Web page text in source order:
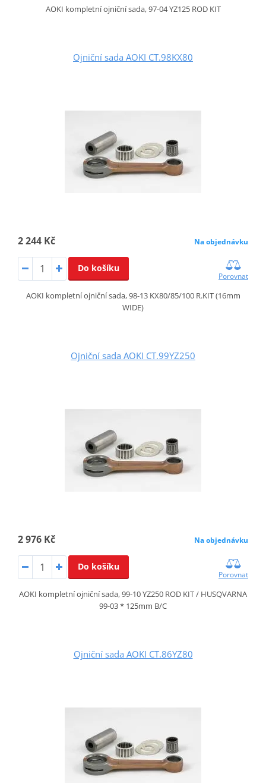
AOKI kompletní ojniční sada, 97-04 YZ125 ROD KIT
Ojniční sada AOKI CT.98KX80
2 244 Kč Na objednávku
Do košíku
Porovnat
AOKI kompletní ojniční sada, 98-13 KX80/85/100 R.KIT (16mm
WIDE)
Ojniční sada AOKI CT.99YZ250
2 976 Kč Na objednávku
Do košíku
Porovnat
AOKI kompletní ojniční sada, 99-10 YZ250 ROD KIT / HUSQVARNA
99-03 * 125mm B/C
Ojniční sada AOKI CT.86YZ80